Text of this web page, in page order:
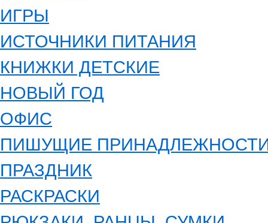
ИГРЫ
ИСТОЧНИКИ ПИТАНИЯ
КНИЖКИ ДЕТСКИЕ
НОВЫЙ ГОД
ОФИС
ПИШУЩИЕ
ПРАЗДНИК
РАСКРАСКИ